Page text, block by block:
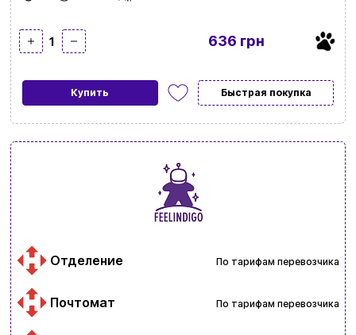
636 грн
1
Купить Быстрая покупка
Отделение По тарифам перевозчика
Почтомат По тарифам перевозчика